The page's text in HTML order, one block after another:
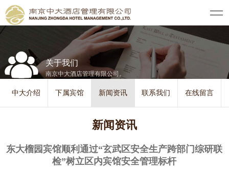
关于我们
南京中大酒店管理有限公司。
中大介绍 下属宾馆 新闻资讯 联系我们 在线留言
新闻资讯
东大榴园宾馆顺利通过“玄武区安全生产跨部门综研联
检”树立区内宾馆安全管理标杆